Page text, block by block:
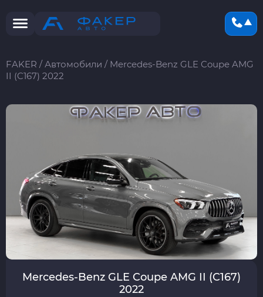
FAKER /Автомобили / Mercedes-Benz GLE Coupe AMG
II (C167) 2022
Mercedes-Benz GLE Coupe AMG II (C167)
2022